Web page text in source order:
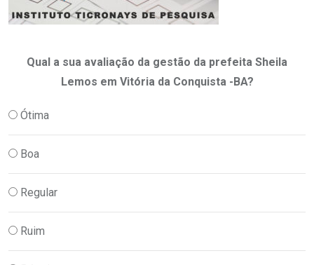
Qual a sua avaliação da gestão da prefeita Sheila
Lemos em Vitória da Conquista -BA?
Ótima
Boa
Regular
Ruim